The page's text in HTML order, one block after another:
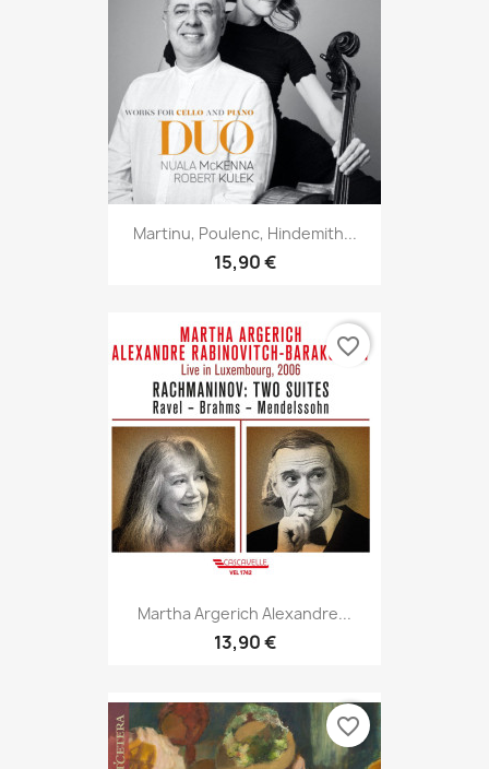
Martinu, Poulenc, Hindemith...
15,90 €
Martha Argerich Alexandre...
13,90 €
favorite_border
favorite_border